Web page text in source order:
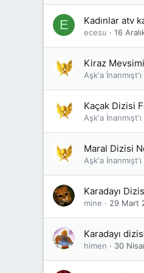
E Kadınlar atv
ecesu 16
Kiraz
Aşk'a İnanmışt'ı
Kaçak Dizisi
Aşk'a İnanmışt'ı
Maral Dizisi
Aşk'a İnanmışt'ı
Karadayı
mine 29 Mart
Karadayı
himen 30